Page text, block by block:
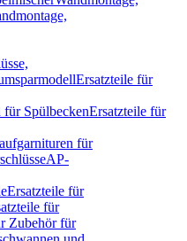
Ersatzteile für
SpülbeckenErsatzteile für
für
AP-
Ersatzteile für
für
Zubehör für